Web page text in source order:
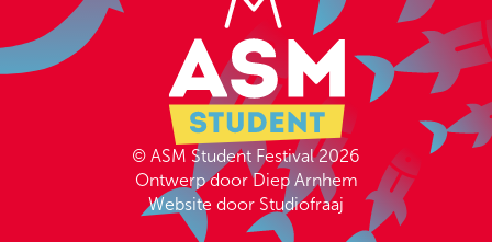
© ASM Student Festival 2026
Ontwerp door Diep Arnhem
Website door Studiofraaj